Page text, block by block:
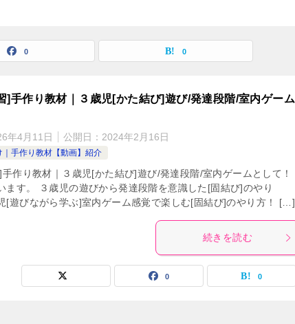
0 0
]手作り教材｜３歳児[かた結び]遊び/発達段階/室内ゲーム
年4月11日 公開日： 2024年2月16日
｜手作り教材【動画】紹介
作り教材｜３歳児[かた結び]遊び/発達段階/室内ゲームとして！
ます。 ３歳児の遊びから発達段階を意識した[固結び]のやり
[遊びながら学ぶ]室内ゲーム感覚で楽しむ[固結び]のやり方！ […]
続きを読む
0 0